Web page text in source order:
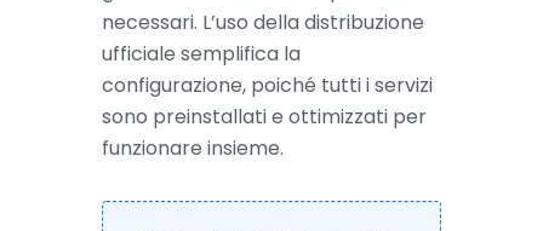
necessari. L’uso della distribuzione
ufficiale semplifica la
configurazione, poiché tutti i servizi
sono preinstallati e ottimizzati per
funzionare insieme.